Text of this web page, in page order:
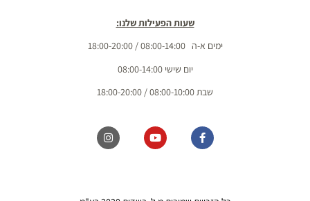
שעות הפעילות שלנו:
ימים א-ה 08:00-14:00 / 18:00-20:00
יום שישי 08:00-14:00
שבת 08:00-10:00 / 18:00-20:00